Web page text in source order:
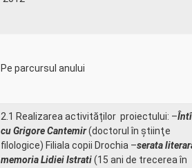
Pe parcursul anului
2.1 Realizarea activităților proiectului: –
cu Grigore Cantemir(doctorul în ştiinţe
filologice) Filiala copii Drochia –serata
memoria Lidiei Istrati(15 ani de trecerea în